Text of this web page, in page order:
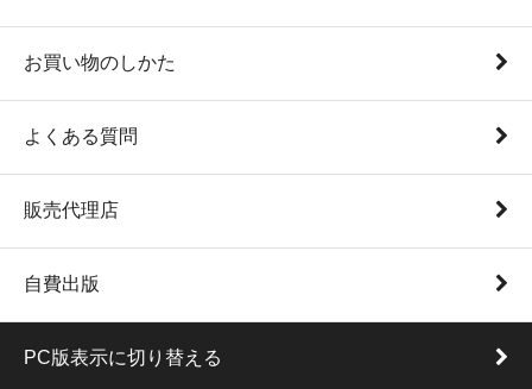
お買い物のしかた
よくある質問
販売代理店
自費出版
PC版表示に切り替える